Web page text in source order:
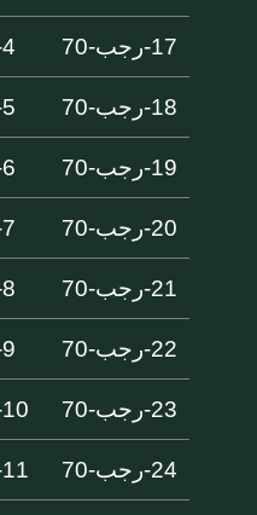
17-رجب-70 4-جانفي-690
18-رجب-70 5-جانفي-690
19-رجب-70 6-جانفي-690
20-رجب-70 7-جانفي-690
21-رجب-70 8-جانفي-690
22-رجب-70 9-جانفي-690
23-رجب-70 10-جانفي-690
24-رجب-70 11-جانفي-690